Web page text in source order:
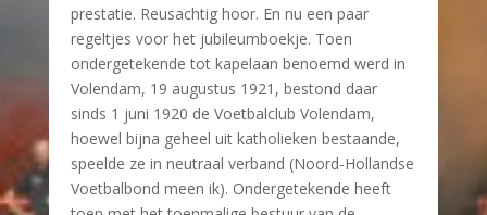
prestatie. Reusachtig hoor. En nu een paar
regeltjes voor het jubileumboekje. Toen
ondergetekende tot kapelaan benoemd werd in
Volendam, 19 augustus 1921, bestond daar
sinds 1 juni 1920 de Voetbalclub Volendam,
hoewel bijna geheel uit katholieken bestaande,
speelde ze in neutraal verband (Noord-Hollandse
Voetbalbond meen ik). Ondergetekende heeft